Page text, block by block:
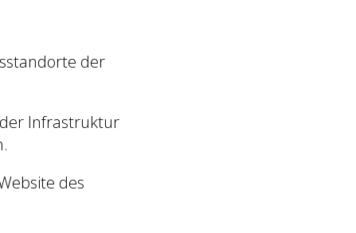
der
Infrastruktur
des